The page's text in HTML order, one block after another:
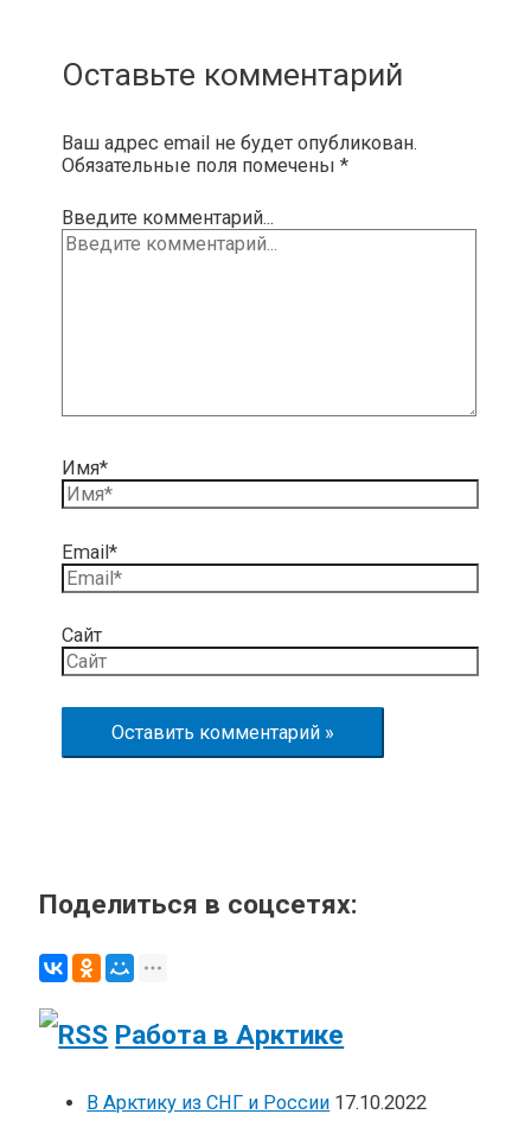
Оставьте комментарий
Ваш адрес email не будет опубликован.
Обязательные поля помечены *
Введите комментарий...
Имя*
Email*
Сайт
Поделиться в соцсетях:
Работа в Арктике
В Арктику из СНГ и России 17.10.2022